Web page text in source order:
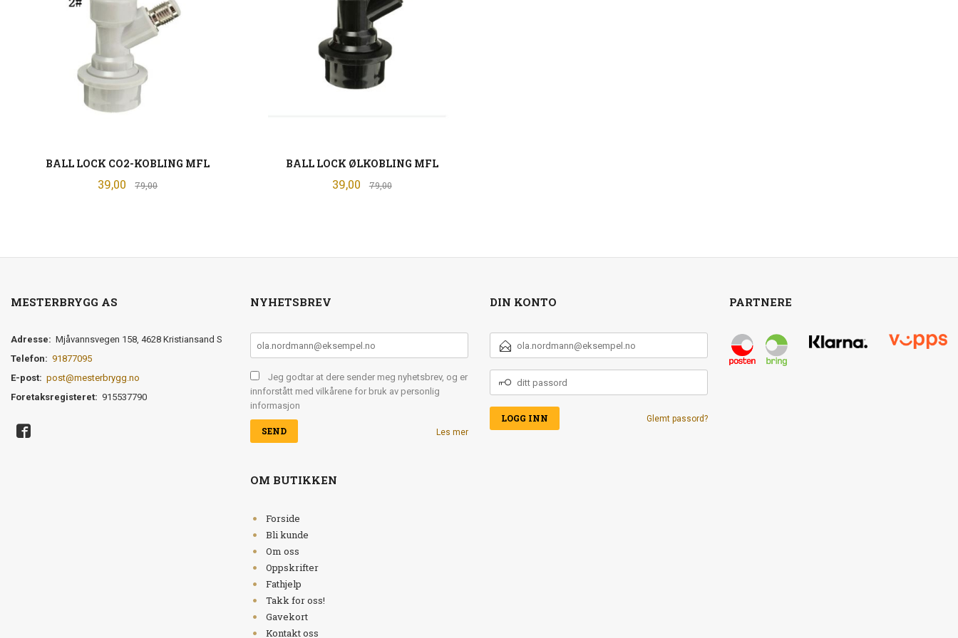
BALL LOCK CO2-KOBLING MFL
Tilbud
39,00 79,00Rabatt
BALL LOCK ØLKOBLING MFL
Tilbud
39,00 79,00Rabatt
MESTERBRYGG AS
Adresse: Mjåvannsvegen 158, 4628 Kristiansand S
Telefon: 91877095
E-post: post@mesterbrygg.no
Foretaksregisteret: 915537790
NYHETSBREV
Jeg godtar at dere sender meg nyhetsbrev, og er
innforstått med vilkårene for bruk av personlig
informasjon
Les mer
OM BUTIKKEN
Forside
Bli kunde
Om oss
Oppskrifter
Fathjelp
Takk for oss!
Gavekort
Kontakt oss
DIN KONTO
POSTADRESSE
PASSORD
Glemt passord?
PARTNERE